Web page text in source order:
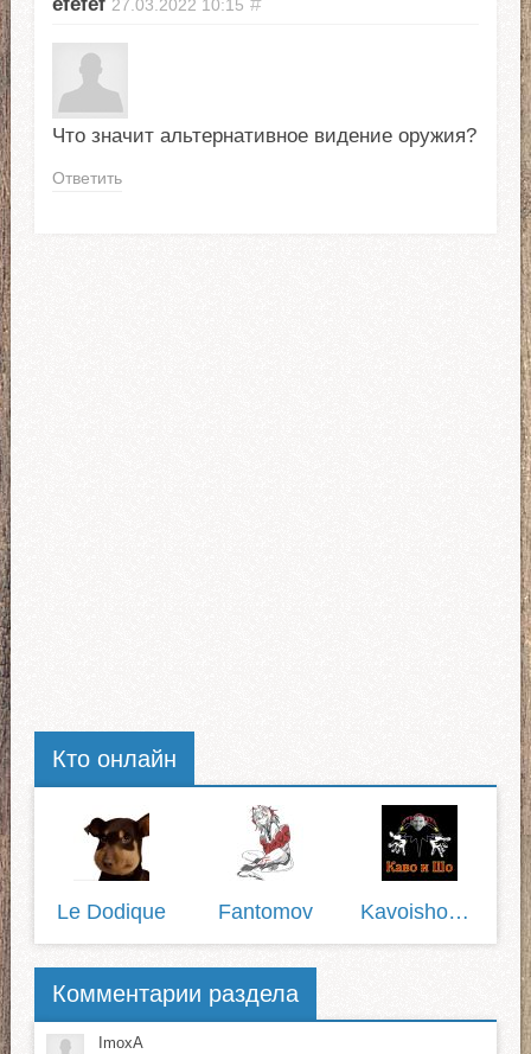
efefef 27.03.2022 10:15 #
Что значит альтернативное видение оружия?
Ответить
Кто онлайн
Le Dodique Fantomov Kavoisho1337
Комментарии раздела
ImoxA